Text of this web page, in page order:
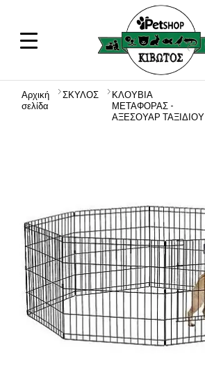
Αρχική
σελίδα
ΣΚΥΛΟΣ
ΚΛΟΥΒΙΑ
ΜΕΤΑΦΟΡΑΣ -
ΑΞΕΣΟΥΑΡ ΤΑΞΙΔΙΟΥ